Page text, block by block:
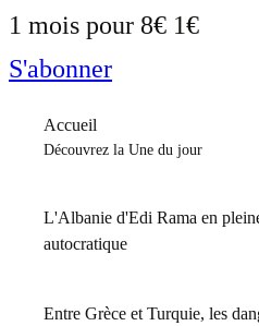
1 mois pour 8€ 1€
S'abonner
Accueil
Découvrez la Une du jour
L'Albanie d'Edi Rama en
autocratique
Entre Grèce et Turquie, les